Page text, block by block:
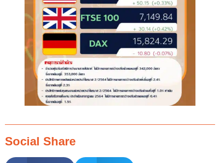
Social Share